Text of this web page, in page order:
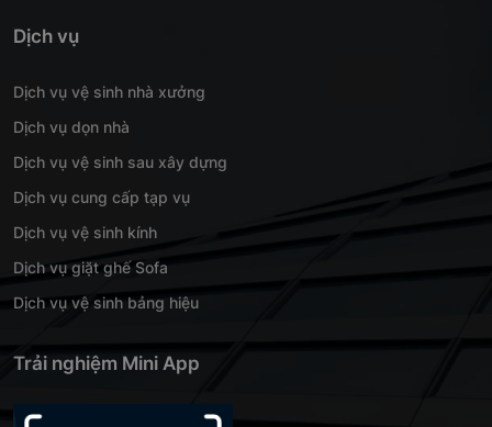
Dịch vụ
Dịch vụ vệ sinh nhà xưởng
Dịch vụ dọn nhà
Dịch vụ vệ sinh sau xây dựng
Dịch vụ cung cấp tạp vụ
Dịch vụ vệ sinh kính
Dịch vụ giặt ghế Sofa
Dịch vụ vệ sinh bảng hiệu
Trải nghiệm Mini App